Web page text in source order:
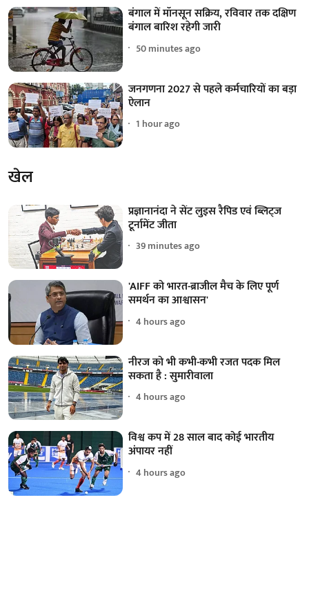
बंगाल में मॉनसून सक्रिय, रविवार तक दक्षिण
बंगाल बारिश रहेगी जारी
50 minutes ago
जनगणना 2027 से पहले कर्मचारियों का बड़ा
ऐलान
1 hour ago
खेल
प्रज्ञानानंदा ने सेंट लुइस रैपिड एवं ब्लिट्ज
टूर्नामेंट जीता
39 minutes ago
'AIFF को भारत-ब्राजील मैच के लिए पूर्ण
समर्थन का आश्वासन'
4 hours ago
नीरज को भी कभी-कभी रजत पदक मिल
सकता है : सुमारीवाला
4 hours ago
विश्व कप में 28 साल बाद कोई भारतीय
अंपायर नहीं
4 hours ago